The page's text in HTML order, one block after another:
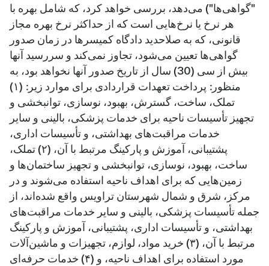
"گواهی‌ها") می‌دهد، بررسی خواهد کرد، که شامل بهره با
هر نرخ یا نرخ‌هایی است که از حداکثر نرخ بهره مجاز
قانونی، که به صلاحدید دادگاه کمیسرها در زمان صدور
گواهی‌ها تعیین می‌شود، تجاوز نمی‌کند و سررسید آنها
بیش از سی (30) سال از تاریخ صدور آنها نخواهد بود، به
منظور: پرداخت تعهدات قراردادی برای موارد زیر: (۱)
تملک، ساخت، گسترش، بهبود، نوسازی، توانبخشی و
تجهیز تأسیسات ناحیه برای خدمات پزشکی، بالینی و سایر
خدمات مراقبت‌های بهداشتی، و تأسیسات اداری،
پشتیبانی، آموزش و پارکینگ مرتبط با آن، (۲) تملک،
ساخت، بهبود، نوسازی، توانبخشی و تجهیز ساختمان‌ها و
زمین‌هایی که برای اهداف ناحیه استفاده می‌شوند و در
مرکز، شرق و شمال شهرستان تراویس واقع شده‌اند، از
جمله تأسیسات پزشکی، بالینی و سایر خدمات مراقبت‌های
بهداشتی، و تأسیسات اداری، پشتیبانی، آموزش و پارکینگ
مرتبط با آن، (۳) خرید مواد، لوازم، تجهیزات و ماشین‌آلات
مورد استفاده برای اهداف ناحیه، و (۴) خدمات حرفه‌ای